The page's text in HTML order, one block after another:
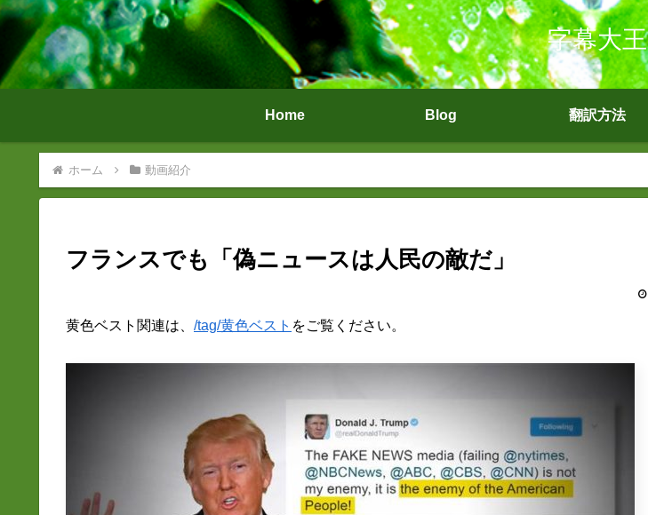
字幕大王
Home Blog 翻訳方法
ホーム 動画紹介
フランスでも「偽ニュースは人民の敵だ」
黄色ベスト関連は、 /tag/黄色ベスト をご覧ください。